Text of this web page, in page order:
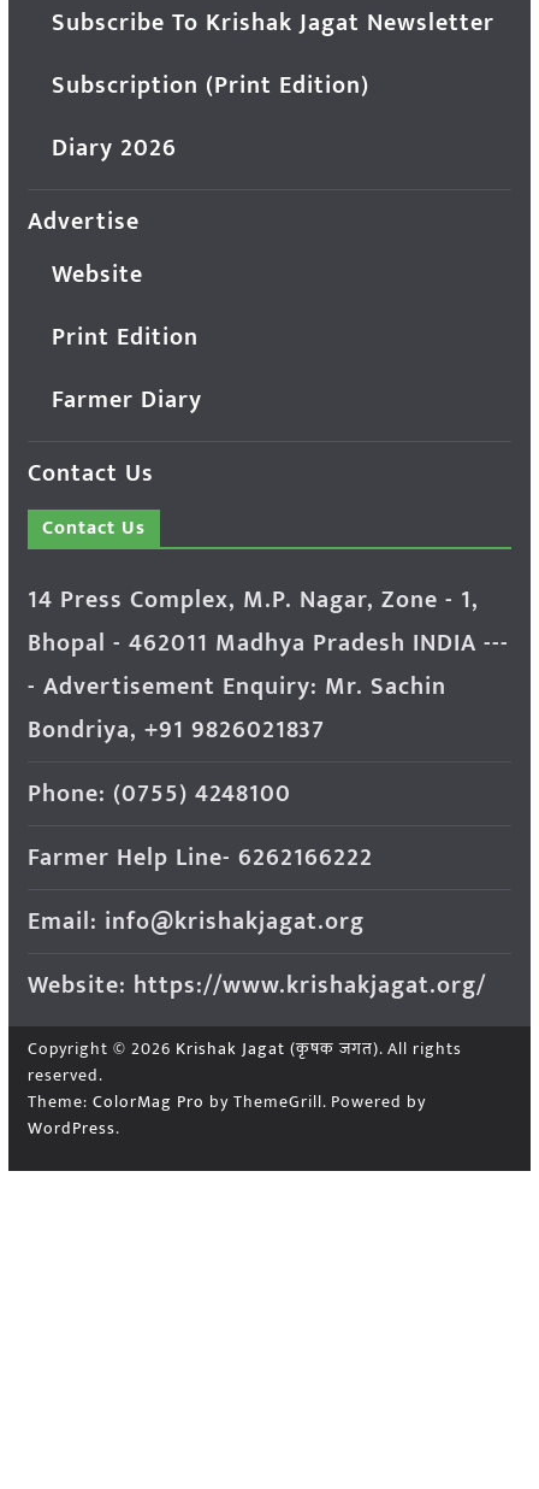
Subscribe To Krishak Jagat Newsletter
Subscription (Print Edition)
Diary 2026
Advertise
Website
Print Edition
Farmer Diary
Contact Us
Contact Us
14 Press Complex, M.P. Nagar, Zone - 1,
Bhopal - 462011 Madhya Pradesh INDIA ---
- Advertisement Enquiry: Mr. Sachin
Bondriya, +91 9826021837
Phone: (0755) 4248100
Farmer Help Line- 6262166222
Email: info@krishakjagat.org
Website: https://www.krishakjagat.org/
Copyright © 2026 Krishak Jagat (कृषक जगत). All rights
reserved.
Theme: ColorMag Pro by ThemeGrill. Powered by
WordPress.